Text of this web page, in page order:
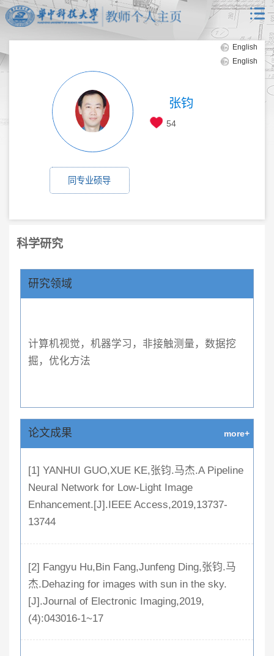
English
English
张钧
54
同专业硕导
科学研究
研究领域
计算机视觉，机器学习，非接触测量，数据挖
掘，优化方法
论文成果 more+
[1] YANHUI GUO,XUE KE,张钧.马杰.A Pipeline
Neural Network for Low-Light Image
Enhancement.[J].IEEE Access,2019,13737-
13744
[2] Fangyu Hu,Bin Fang,Junfeng Ding,张钧.马
杰.Dehazing for images with sun in the sky.
[J].Journal of Electronic Imaging,2019,
(4):043016-1~17